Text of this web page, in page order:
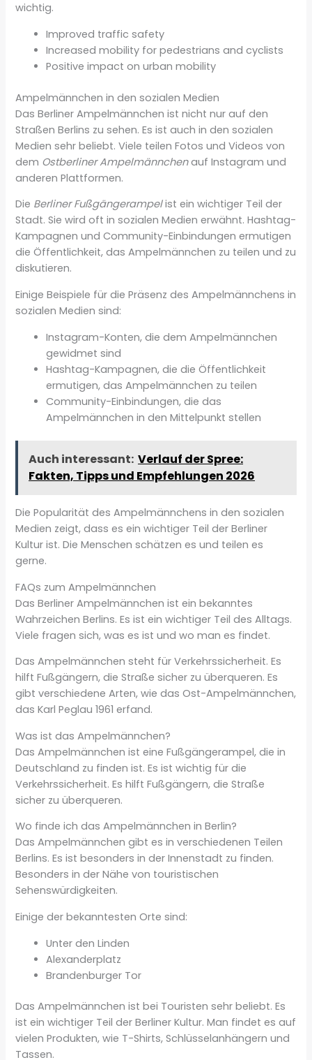
wichtig.
Improved traffic safety
Increased mobility for pedestrians and cyclists
Positive impact on urban mobility
Ampelmännchen in den sozialen Medien
Das Berliner Ampelmännchen ist nicht nur auf den
Straßen Berlins zu sehen. Es ist auch in den sozialen
Medien sehr beliebt. Viele teilen Fotos und Videos von
dem Ostberliner Ampelmännchenauf Instagram und
anderen Plattformen.
Die Berliner Fußgängerampelist ein wichtiger Teil der
Stadt. Sie wird oft in sozialen Medien erwähnt. Hashtag-
Kampagnen und Community-Einbindungen ermutigen
die Öffentlichkeit, das Ampelmännchen zu teilen und zu
diskutieren.
Einige Beispiele für die Präsenz des Ampelmännchens in
sozialen Medien sind:
Instagram-Konten, die dem Ampelmännchen
gewidmet sind
Hashtag-Kampagnen, die die Öffentlichkeit
ermutigen, das Ampelmännchen zu teilen
Community-Einbindungen, die das
Ampelmännchen in den Mittelpunkt stellen
Auch interessant: Verlauf der Spree:
Fakten, Tipps und Empfehlungen 2026
Die Popularität des Ampelmännchens in den sozialen
Medien zeigt, dass es ein wichtiger Teil der Berliner
Kultur ist. Die Menschen schätzen es und teilen es
gerne.
FAQs zum Ampelmännchen
Das Berliner Ampelmännchen ist ein bekanntes
Wahrzeichen Berlins. Es ist ein wichtiger Teil des Alltags.
Viele fragen sich, was es ist und wo man es findet.
Das Ampelmännchen steht für Verkehrssicherheit. Es
hilft Fußgängern, die Straße sicher zu überqueren. Es
gibt verschiedene Arten, wie das Ost-Ampelmännchen,
das Karl Peglau 1961 erfand.
Was ist das Ampelmännchen?
Das Ampelmännchen ist eine Fußgängerampel, die in
Deutschland zu finden ist. Es ist wichtig für die
Verkehrssicherheit. Es hilft Fußgängern, die Straße
sicher zu überqueren.
Wo finde ich das Ampelmännchen in Berlin?
Das Ampelmännchen gibt es in verschiedenen Teilen
Berlins. Es ist besonders in der Innenstadt zu finden.
Besonders in der Nähe von touristischen
Sehenswürdigkeiten.
Einige der bekanntesten Orte sind:
Unter den Linden
Alexanderplatz
Brandenburger Tor
Das Ampelmännchen ist bei Touristen sehr beliebt. Es
ist ein wichtiger Teil der Berliner Kultur. Man findet es auf
vielen Produkten, wie T-Shirts, Schlüsselanhängern und
Tassen.